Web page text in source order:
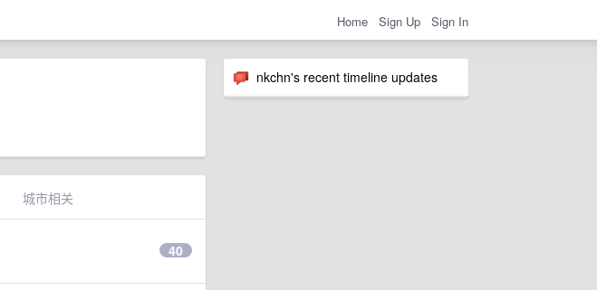
Home Sign Up Sign In
nkchn's recent timeline updates
城市相关
40